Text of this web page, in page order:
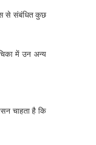
से संबंधित कुछ
में उन अन्य
चाहता है कि